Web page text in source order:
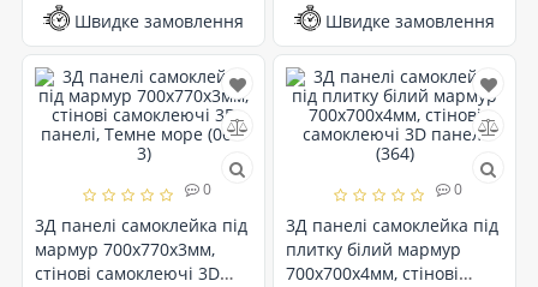
Швидке замовлення Швидке замовлення
0
3Д панелі самоклейка під
мармур 700x770x3мм,
стінові самоклеючі 3D
0
3Д панелі самоклейка під
плитку білий мармур
700x700x4мм, стінові